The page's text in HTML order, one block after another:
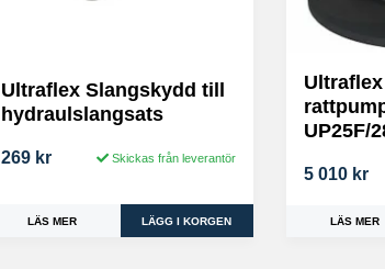
Ultraflex Slangskydd till
hydraulslangsats
269 kr Skickas från leverantör
LÄS MER
UP25F/
5 010 kr
LÄS MER